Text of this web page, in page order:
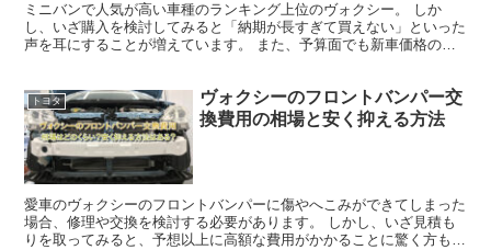
ミニバンで人気が高い車種のランキング上位のヴォクシー。 しか
し、いざ購入を検討してみると「納期が長すぎて買えない」といった
声を耳にすることが増えています。 また、予算面でも新車価格の高
トヨタ
ヴォクシーのフロントバンパー交
換費用の相場と安く抑える方法
愛車のヴォクシーのフロントバンパーに傷やへこみができてしまった
場合、修理や交換を検討する必要があります。 しかし、いざ見積も
りを取ってみると、予想以上に高額な費用がかかることに驚く方も多